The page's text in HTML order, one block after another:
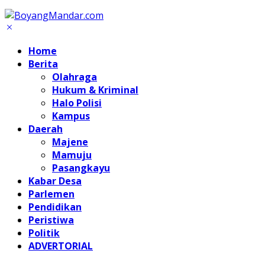
Home
Berita
Olahraga
Hukum & Kriminal
Halo Polisi
Kampus
Daerah
Majene
Mamuju
Pasangkayu
Kabar Desa
Parlemen
Pendidikan
Peristiwa
Politik
ADVERTORIAL